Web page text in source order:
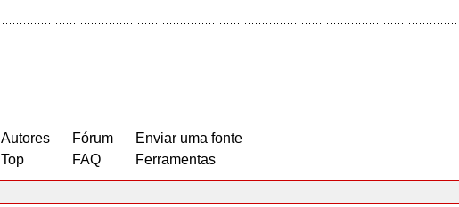
Autores
Top
Fórum
FAQ
Enviar uma fonte
Ferramentas